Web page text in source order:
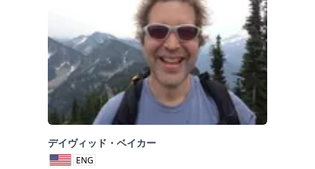
デイヴィッド・ベイカー
ENG